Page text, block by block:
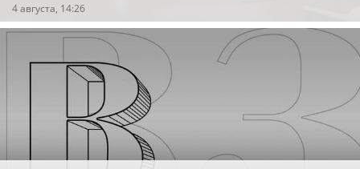
4 августа, 14:26